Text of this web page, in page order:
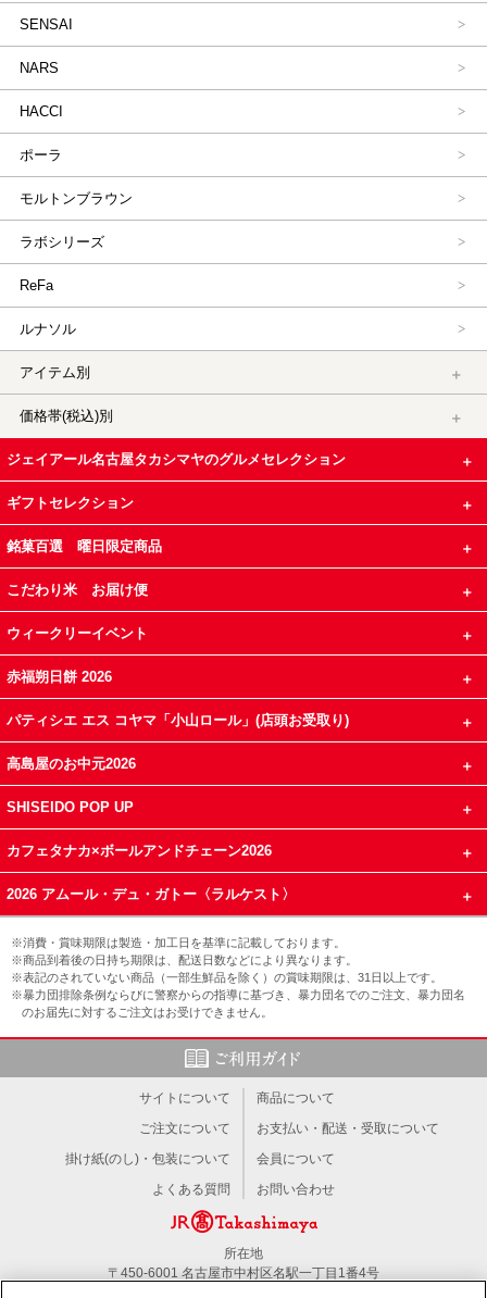
SENSAI
NARS
HACCI
ポーラ
モルトンブラウン
ラボシリーズ
ReFa
ルナソル
アイテム別
価格帯(税込)別
ジェイアール名古屋タカシマヤのグルメセレクション
ギフトセレクション
銘菓百選 曜日限定商品
こだわり米 お届け便
ウィークリーイベント
赤福朔日餅 2026
パティシエ エス コヤマ「小山ロール」(店頭お受取り)
高島屋のお中元2026
SHISEIDO POP UP
カフェタナカ×ボールアンドチェーン2026
2026 アムール・デュ・ガトー〈ラルケスト〉
※消費・賞味期限は製造・加工日を基準に記載しております。
※商品到着後の日持ち期限は、配送日数などにより異なります。
※表記のされていない商品（一部生鮮品を除く）の賞味期限は、31日以上です。
※暴力団排除条例ならびに警察からの指導に基づき、暴力団名でのご注文、暴力団名
のお届先に対するご注文はお受けできません。
サイトについて
商品について
ご注文について
お支払い・配送・受取について
掛け紙(のし)・包装について
会員について
よくある質問
お問い合わせ
所在地
〒450-6001 名古屋市中村区名駅一丁目1番4号